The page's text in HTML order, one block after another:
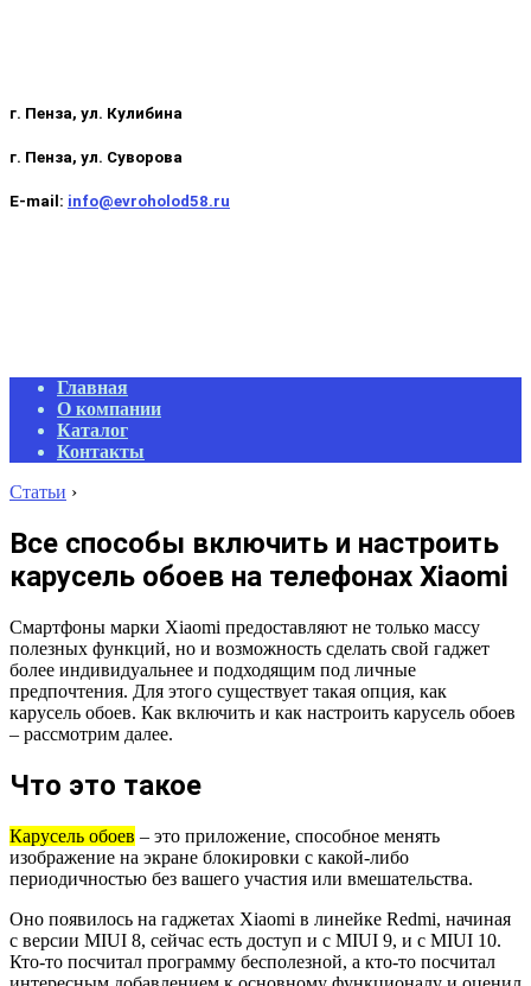
г. Пенза, ул. Кулибина
г. Пенза, ул. Суворова
E-mail: info@evroholod58.ru
Primary
Navigation
Menu
Главная
О компании
Каталог
Контакты
Статьи ›
Все способы включить и настроить
карусель обоев на телефонах Xiaomi
Смартфоны марки Xiaomi предоставляют не только массу
полезных функций, но и возможность сделать свой гаджет
более индивидуальнее и подходящим под личные
предпочтения. Для этого существует такая опция, как
карусель обоев. Как включить и как настроить карусель обоев
– рассмотрим далее.
Что это такое
Карусель обоев – это приложение, способное менять
изображение на экране блокировки с какой-либо
периодичностью без вашего участия или вмешательства.
Оно появилось на гаджетах Xiaomi в линейке Redmi, начиная
с версии MIUI 8, сейчас есть доступ и с MIUI 9, и с MIUI 10.
Кто-то посчитал программу бесполезной, а кто-то посчитал